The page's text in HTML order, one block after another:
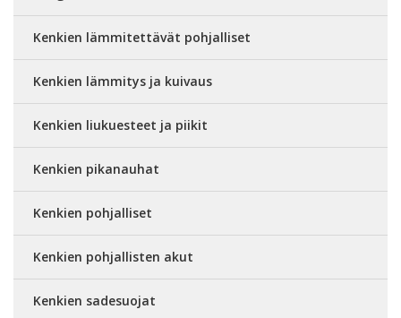
Kenkien lämmitettävät pohjalliset
Kenkien lämmitys ja kuivaus
Kenkien liukuesteet ja piikit
Kenkien pikanauhat
Kenkien pohjalliset
Kenkien pohjallisten akut
Kenkien sadesuojat